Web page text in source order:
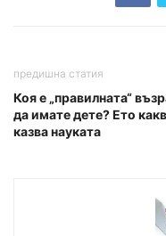
предишна статия
Коя е „правилната“
да имате дете? Ето
казва науката